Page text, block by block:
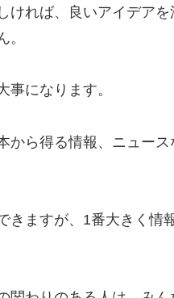
れば、良いアイデアを
。
事になります。
から得る情報、ニュー
きますが、1番大きく情